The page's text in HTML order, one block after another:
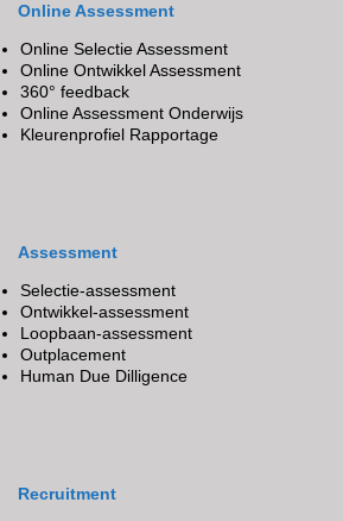
Online Assessment
Online Selectie Assessment
Online Ontwikkel Assessment
360° feedback
Online Assessment Onderwijs
Kleurenprofiel Rapportage
Assessment
Selectie-assessment
Ontwikkel-assessment
Loopbaan-assessment
Outplacement
Human Due Dilligence
Recruitment